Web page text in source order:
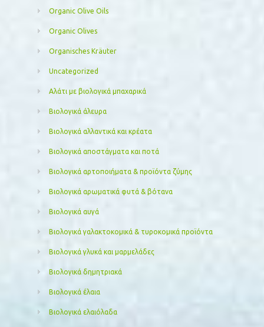
Organic Olive Oils
Organic Olives
Organisches Kräuter
Uncategorized
Αλάτι με βιολογικά μπαχαρικά
Βιολογικά άλευρα
Βιολογικά αλλαντικά και κρέατα
Βιολογικά αποστάγματα και ποτά
Βιολογικά αρτοποιήματα & προϊόντα ζύμης
Βιολογικά αρωματικά φυτά & βότανα
Βιολογικά αυγά
Βιολογικά γαλακτοκομικά & τυροκομικά προϊόντα
Βιολογικά γλυκά και μαρμελάδες
Βιολογικά δημητριακά
Βιολογικά έλαια
Βιολογικά ελαιόλαδα